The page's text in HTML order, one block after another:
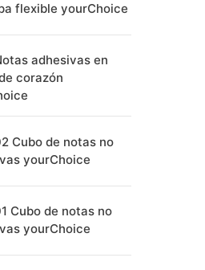
flexible yourChoice
adhesivas en
corazón
Cubo de notas no
yourChoice
Cubo de notas no
yourChoice